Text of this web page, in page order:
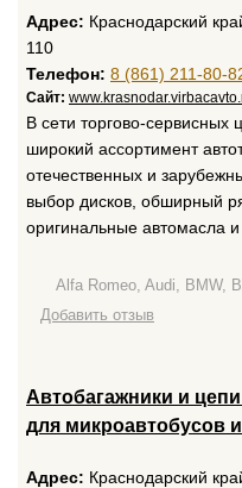
Адрес: Краснодарский
110
Телефон: 8 (861) 211-80-
Сайт:
В сети торгово-сервисных
широкий ассортимент
отечественных и
выбор дисков, обширный
оригинальные автомасла и
Alfa Romeo, Audi, BMW,
Добавить отзыв
Автобагажники и
для микроавтобусов
Адрес: Краснодарский